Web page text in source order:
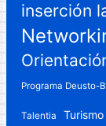
inserción
Programa Deusto-
Talentia Turismo